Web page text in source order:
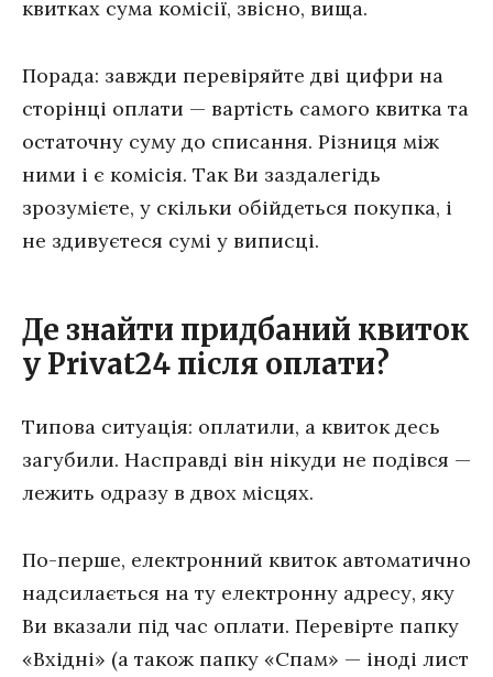
квитках сума комісії, звісно, вища.
Порада: завжди перевіряйте дві цифри на
сторінці оплати — вартість самого квитка та
остаточну суму до списання. Різниця між
ними і є комісія. Так Ви заздалегідь
зрозумієте, у скільки обійдеться покупка, і
не здивуєтеся сумі у виписці.
Де знайти придбаний квиток
у Privat24 після оплати?
Типова ситуація: оплатили, а квиток десь
загубили. Насправді він нікуди не подівся —
лежить одразу в двох місцях.
По-перше, електронний квиток автоматично
надсилається на ту електронну адресу, яку
Ви вказали під час оплати. Перевірте папку
«Вхідні» (а також папку «Спам» — іноді лист